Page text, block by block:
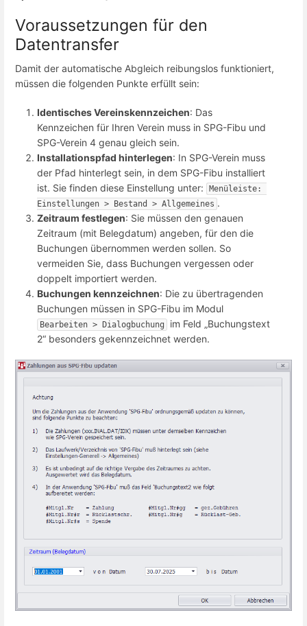
Voraussetzungen für den
Datentransfer
Damit der automatische Abgleich reibungslos funktioniert,
müssen die folgenden Punkte erfüllt sein:
Identisches Vereinskennzeichen: Das
Kennzeichen für Ihren Verein muss in SPG-Fibu und
SPG-Verein 4 genau gleich sein.
Installationspfad hinterlegen: In SPG-Verein muss
der Pfad hinterlegt sein, in dem SPG-Fibu installiert
ist. Sie finden diese Einstellung unter:
Menüleiste:
Einstellungen > Bestand > Allgemeines .
Zeitraum festlegen: Sie müssen den genauen
Zeitraum (mit Belegdatum) angeben, für den die
Buchungen übernommen werden sollen. So
vermeiden Sie, dass Buchungen vergessen oder
doppelt importiert werden.
Buchungen kennzeichnen: Die zu übertragenden
Buchungen müssen in SPG-Fibu im Modul
Bearbeiten > Dialogbuchung
im Feld „Buchungstext
2“ besonders gekennzeichnet werden.